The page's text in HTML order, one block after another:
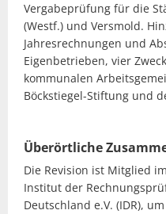
Vergabeprüfung für die
(Westf.) und Versmold.
Jahresrechnungen und
Eigenbetrieben, vier
kommunalen
Böckstiegel-Stiftung und
Überörtliche
Die Revision ist Mitglied im
Institut der
Deutschland e.V. (IDR),